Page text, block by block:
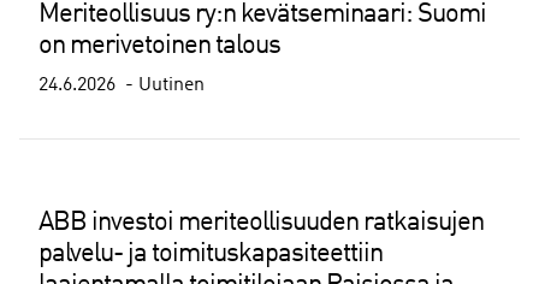
Meriteollisuus ry:n kevätseminaari: Suomi
on merivetoinen talous
24.6.2026 Uutinen
ABB investoi meriteollisuuden ratkaisujen
palvelu- ja toimituskapasiteettiin